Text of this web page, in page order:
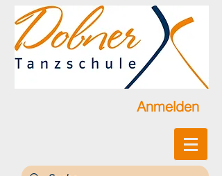
Anmelden